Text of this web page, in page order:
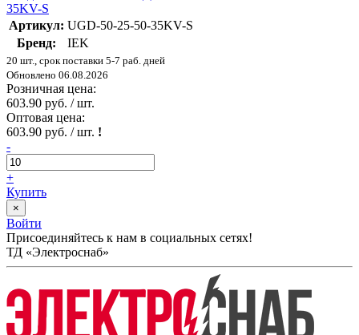
35KV-S
Артикул: UGD-50-25-50-35KV-S
Бренд:
IEK
20 шт., срок поставки 5-7 раб. дней
Обновлено 06.08.2026
Розничная цена:
603.90 руб. / шт.
Оптовая цена:
603.90 руб. / шт. !
-
+
Купить
×
Войти
Присоединяйтесь к нам в социальных сетях!
ТД «Электроснаб»